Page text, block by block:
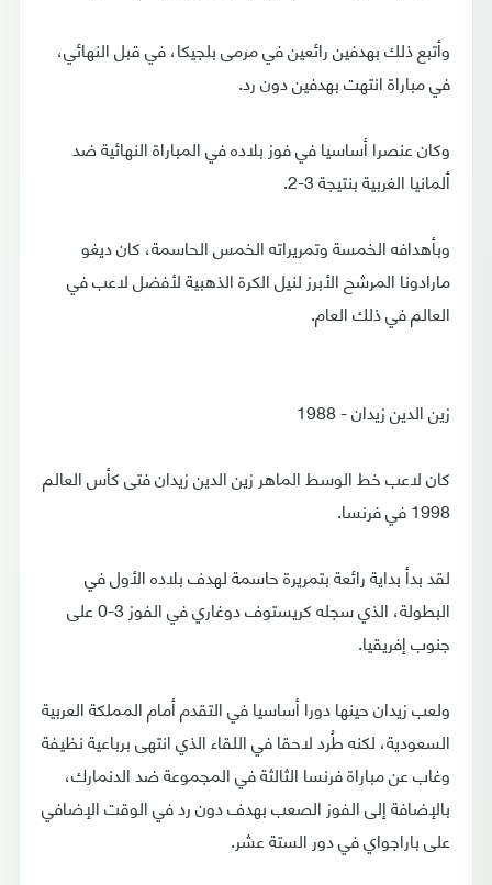
وأتبع ذلك بهدفين رائعين في مرمى بلجيكا، في قبل النهائي،
في مباراة انتهت بهدفين دون رد.
وكان عنصرا أساسيا في فوز بلاده في المباراة النهائية ضد
ألمانيا الغربية بنتيجة 3-2.
وبأهدافه الخمسة وتمريراته الخمس الحاسمة، كان ديغو
مارادونا المرشح الأبرز لنيل الكرة الذهبية لأفضل لاعب في
العالم في ذلك العام.
زين الدين زيدان - 1988
كان لاعب خط الوسط الماهر زين الدين زيدان فتى كأس العالم
1998 في فرنسا.
لقد بدأ بداية رائعة بتمريرة حاسمة لهدف بلاده الأول في
البطولة، الذي سجله كريستوف دوغاري في الفوز 3-0 على
جنوب إفريقيا.
ولعب زيدان حينها دورا أساسيا في التقدم أمام المملكة العربية
السعودية، لكنه طُرد لاحقا في اللقاء الذي انتهى برباعية نظيفة
وغاب عن مباراة فرنسا الثالثة في المجموعة ضد الدنمارك،
بالإضافة إلى الفوز الصعب بهدف دون رد في الوقت الإضافي
على باراجواي في دور الستة عشر.